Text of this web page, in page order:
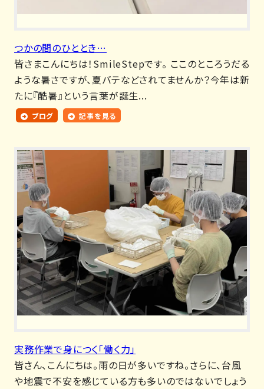
つかの間のひととき…
皆さまこんにちは！SmileStepです。 ここのところうだる
ような暑さですが、夏バテなどされてませんか？今年は新
たに『酷暑』という言葉が誕生...
ブログ 記事を見る
実務作業で身につく「働く力」
皆さん、こんにちは。雨の日が多いですね。さらに、台風
や地震で不安を感じている方も多いのではないでしょう